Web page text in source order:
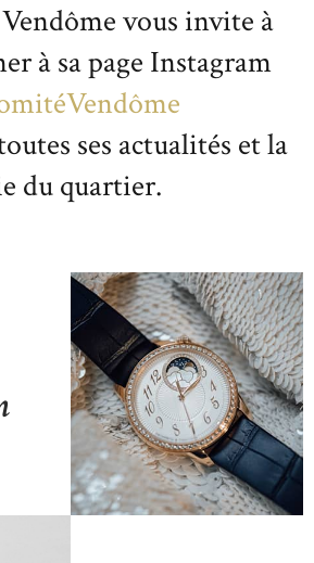
vous invite à
à sa page Instagram
ses actualités et la
du quartier.